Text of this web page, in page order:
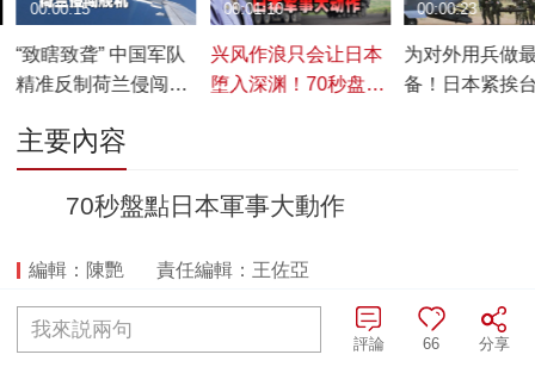
“致瞎致聋” 中国军队
精准反制荷兰侵闯舰
00:00:15
兴风作浪只会让日本
堕入深渊！70秒盘点
00:01:10
为对外用兵做
备！日本紧挨
00:00:23
主要內容
70秒盤點日本軍事大動作
編輯：陳艷 責任編輯：王佐亞
全部評論
我來説兩句
分享
66
評論